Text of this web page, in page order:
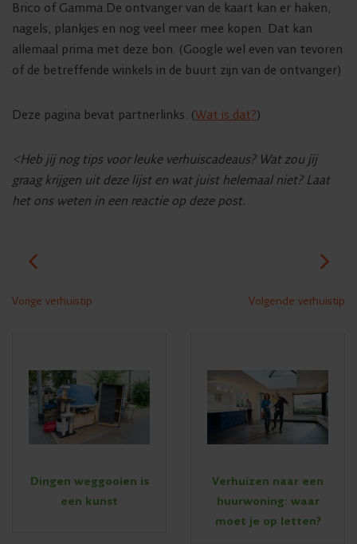
Brico of Gamma.De ontvanger van de kaart kan er haken,
nagels, plankjes en nog veel meer mee kopen. Dat kan
allemaal prima met deze bon. (Google wel even van tevoren
of de betreffende winkels in de buurt zijn van de ontvanger)
Deze pagina bevat partnerlinks. (Wat is dat?)
<Heb jij nog tips voor leuke verhuiscadeaus? Wat zou jij
graag krijgen uit deze lijst en wat juist helemaal niet? Laat
het ons weten in een reactie op deze post.
Vorige verhuistip Volgende verhuistip
Dingen weggooien is
een kunst
Verhuizen naar een
huurwoning: waar
moet je op letten?